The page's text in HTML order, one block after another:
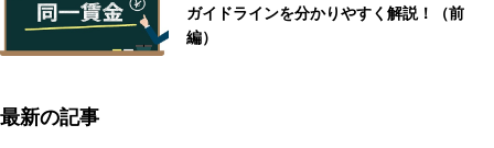
ガイドラインを分かりやすく解説！（前
編）
最新の記事